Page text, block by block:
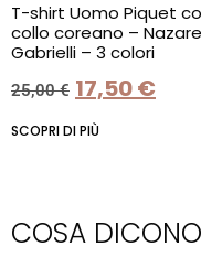
T-shirt Uomo Piquet
collo coreano –
Gabrielli – 3 colori
25,00€ 17,50€
SCOPRI DI PIÙ
COSA